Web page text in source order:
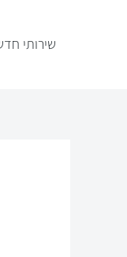
שירותי